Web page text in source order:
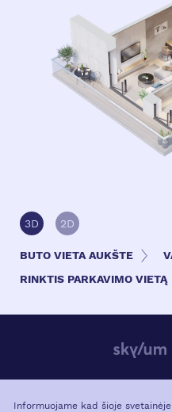
3D 2D
BUTO VIETA AUKŠTE
RINKTIS PARKAVIMO VIETĄ
Informuojame kad šioje